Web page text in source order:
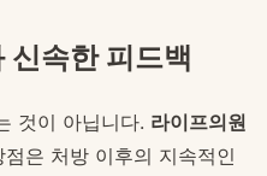
속한 피드백
것이 아닙니다. 라이프의원
은 처방 이후의 지속적인